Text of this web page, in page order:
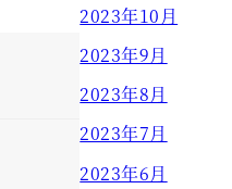
2023年10月
2023年9月
2023年8月
2023年7月
2023年6月